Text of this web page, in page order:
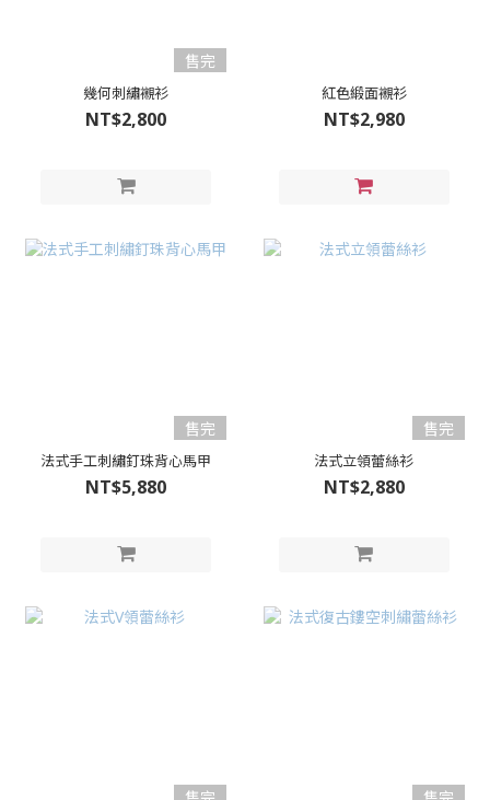
售完
幾何刺繡襯衫
NT$2,800
紅色緞面襯衫
NT$2,980
售完
法式手工刺繡釘珠背心馬甲
NT$5,880
售完
法式立領蕾絲衫
NT$2,880